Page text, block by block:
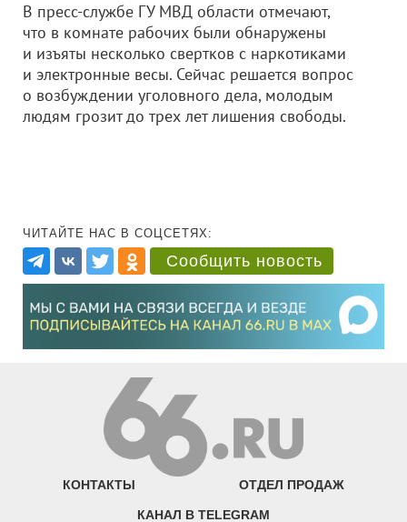
В пресс-службе ГУ МВД области отмечают,
что в комнате рабочих были обнаружены
и изъяты несколько свертков с наркотиками
и электронные весы. Сейчас решается вопрос
о возбуждении уголовного дела, молодым
людям грозит до трех лет лишения свободы.
ЧИТАЙТЕ НАС В СОЦСЕТЯХ:
Сообщить новость
КОНТАКТЫ ОТДЕЛ ПРОДАЖ
КАНАЛ В TELEGRAM